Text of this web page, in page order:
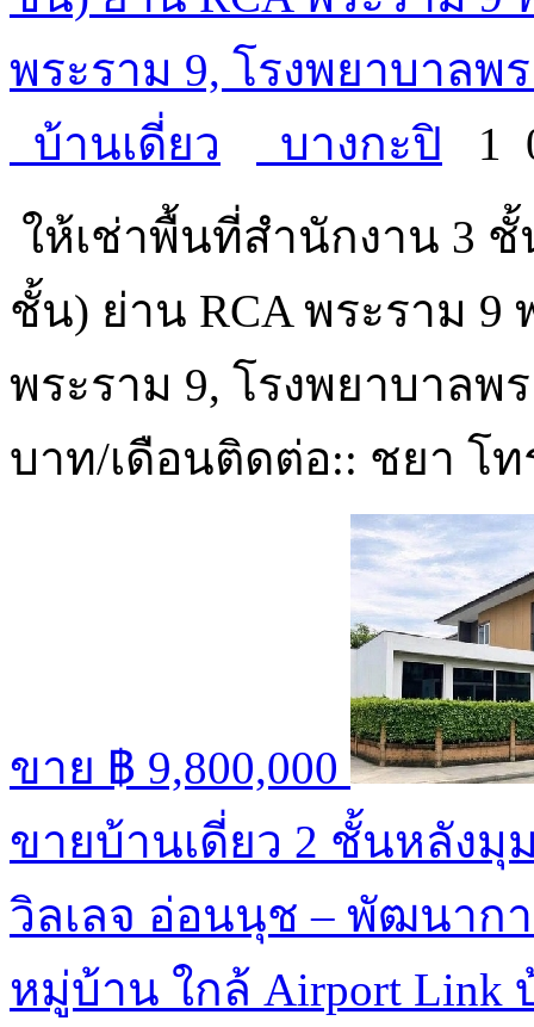
พระราม 9, โรงพยาบาลพ
บ้านเดี่ยว
บางกะปิ 1
ให้เช่าพื้นที่สำนักงาน 3 ชั้
ชั้น) ย่าน RCA พระราม 9
พระราม 9, โรงพยาบาลพ
บาท/เดือนติดต่อ:: ชยา โท
ขาย ฿ 9,800,000
ขายบ้านเดี่ยว 2 ชั้นหลังมุ
วิลเลจ อ่อนนุช – พัฒนาก
หมู่บ้าน ใกล้ Airport Link